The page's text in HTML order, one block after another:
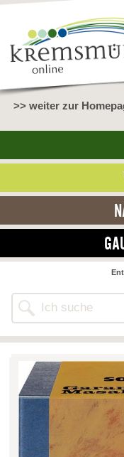
>> weiter zur
>> Bauernmarkt
Bäckerei-
Biohof Öllinger
Fleischerei
Hofladen Hoffelner
Kuglbauer -